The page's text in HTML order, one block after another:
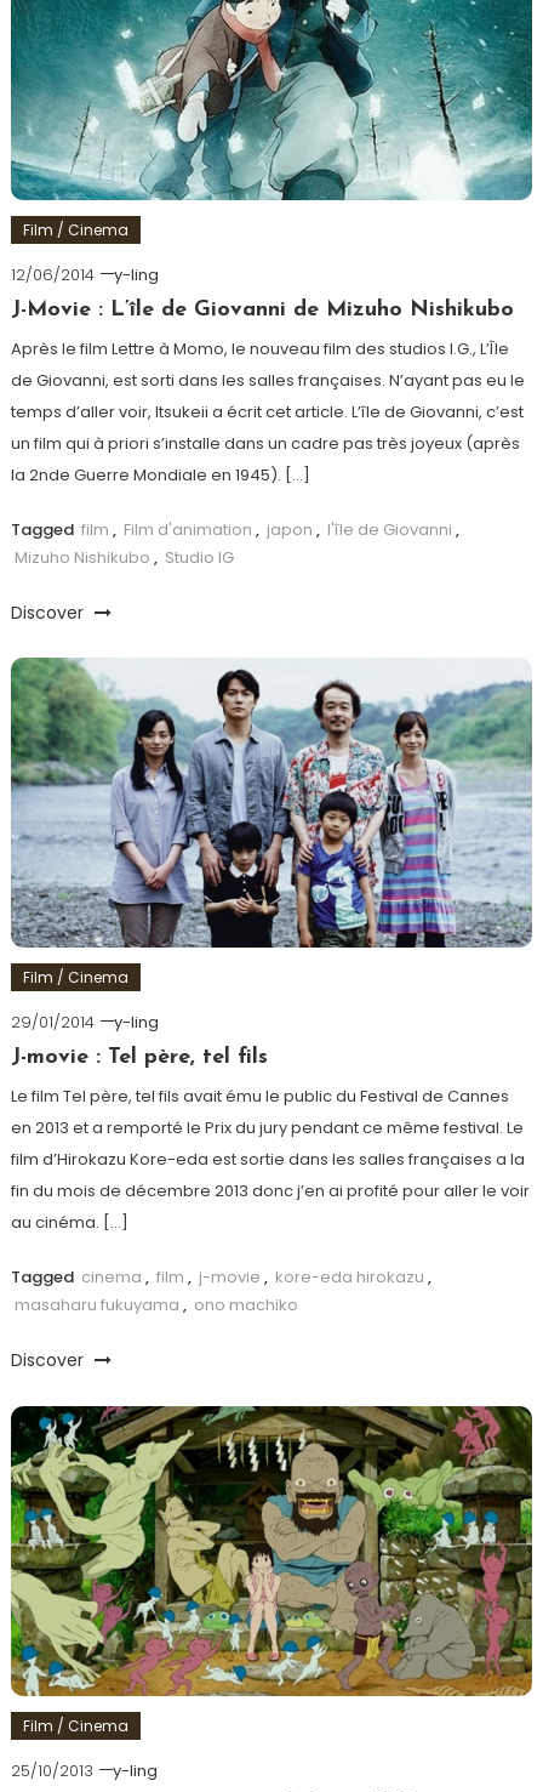
Film / Cinema
12/06/2014
y-ling
J-Movie : L’île de Giovanni de Mizuho Nishikubo
Après le film Lettre à Momo, le nouveau film des studios I.G., L’Île
de Giovanni, est sorti dans les salles françaises. N’ayant pas eu le
temps d’aller voir, Itsukeii a écrit cet article. L’île de Giovanni, c’est
un film qui à priori s’installe dans un cadre pas très joyeux (après
la 2nde Guerre Mondiale en 1945). […]
Tagged film , Film d'animation , japon , l'île de Giovanni ,
Mizuho Nishikubo , Studio IG
Discover
Film / Cinema
29/01/2014
y-ling
J-movie : Tel père, tel fils
Le film Tel père, tel fils avait ému le public du Festival de Cannes
en 2013 et a remporté le Prix du jury pendant ce même festival. Le
film d’Hirokazu Kore-eda est sortie dans les salles françaises a la
fin du mois de décembre 2013 donc j’en ai profité pour aller le voir
au cinéma. […]
Tagged cinema , film , j-movie , kore-eda hirokazu ,
masaharu fukuyama , ono machiko
Discover
Film / Cinema
25/10/2013
y-ling